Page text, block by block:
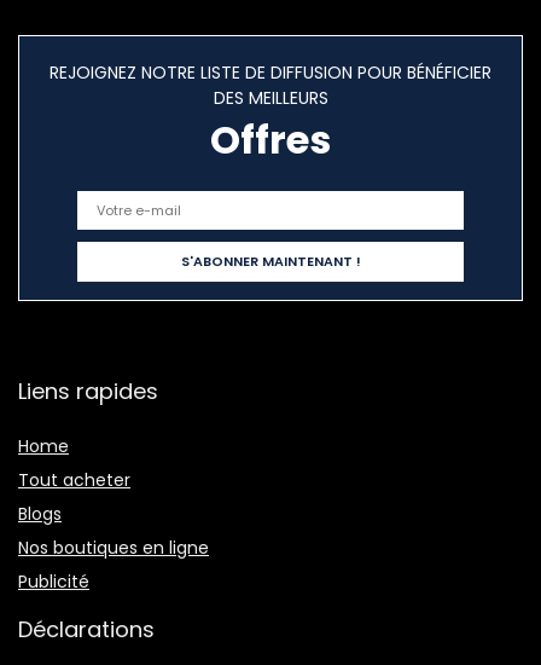
REJOIGNEZ NOTRE LISTE DE DIFFUSION POUR BÉNÉFICIER
DES MEILLEURS
Offres
Liens rapides
Home
Tout acheter
Blogs
Nos boutiques en ligne
Publicité
Déclarations